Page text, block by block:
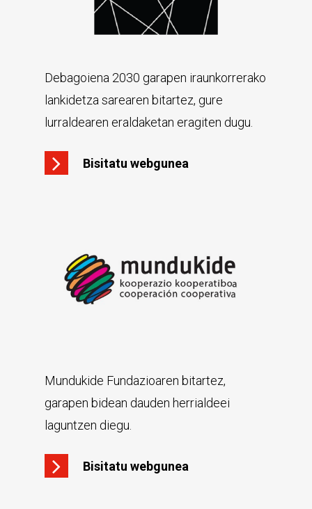
Debagoiena 2030 garapen iraunkorrerako
lankidetza sarearen bitartez, gure
lurraldearen eraldaketan eragiten dugu.
Bisitatu webgunea
Mundukide Fundazioaren bitartez,
garapen bidean dauden herrialdeei
laguntzen diegu.
Bisitatu webgunea